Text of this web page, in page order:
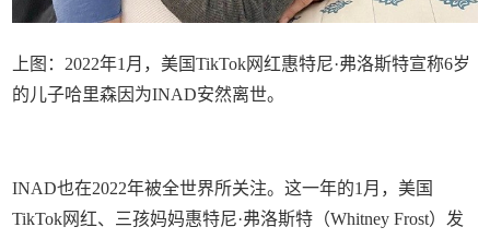
上图：2022年1月，美国TikTok网红惠特尼·弗洛斯特宣称6岁
的儿子哈里森因为INAD安然离世。
INAD也在2022年被全世界所关注。这一年的1月，美国
TikTok网红、三孩妈妈惠特尼·弗洛斯特（Whitney Frost）发